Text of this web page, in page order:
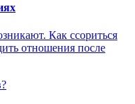
Как ссориться
отношения после